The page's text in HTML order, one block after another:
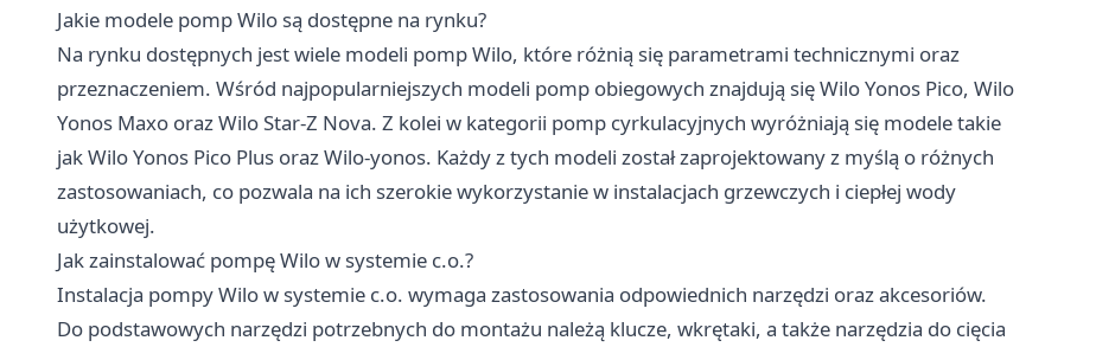
Jakie modele pomp Wilo są dostępne na rynku?
Na rynku dostępnych jest wiele modeli pomp Wilo, które różnią się parametrami technicznymi oraz
przeznaczeniem. Wśród najpopularniejszych modeli pomp obiegowych znajdują się Wilo Yonos Pico, Wilo
Yonos Maxo oraz Wilo Star-Z Nova. Z kolei w kategorii pomp cyrkulacyjnych wyróżniają się modele takie
jak Wilo Yonos Pico Plus oraz Wilo-yonos. Każdy z tych modeli został zaprojektowany z myślą o różnych
zastosowaniach, co pozwala na ich szerokie wykorzystanie w instalacjach grzewczych i ciepłej wody
użytkowej.
Jak zainstalować pompę Wilo w systemie c.o.?
Instalacja pompy Wilo w systemie c.o. wymaga zastosowania odpowiednich narzędzi oraz akcesoriów.
Do podstawowych narzędzi potrzebnych do montażu należą klucze, wkrętaki, a także narzędzia do cięcia